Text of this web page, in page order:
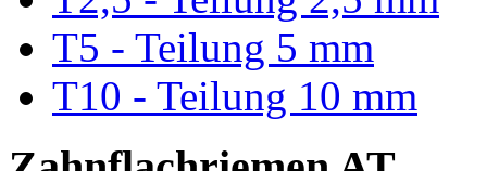
T5 - Teilung 5 mm
T10 - Teilung 10 mm